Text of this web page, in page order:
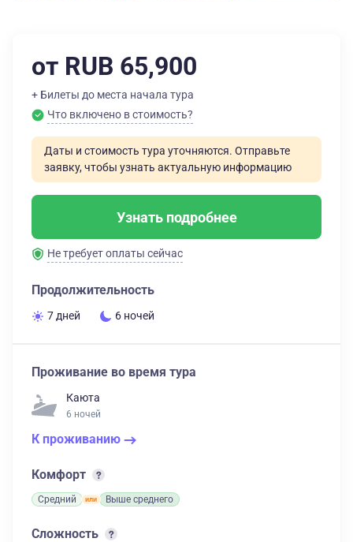
от RUB 65,900
+ Билеты до места начала тура
Что включено в стоимость?
Даты и стоимость тура уточняются. Отправьте
заявку, чтобы узнать актуальную информацию
Узнать подробнее
Не требует оплаты сейчас
Продолжительность
7 дней 6 ночей
Проживание во время тура
Каюта
6 ночей
К проживанию
Комфорт
Средний Выше среднего
Сложность